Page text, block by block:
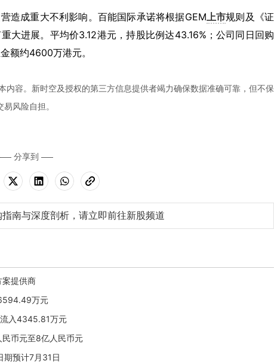
造成重大不利影响。百能国际承诺将根据GEM上市规则及《证
大进展。平均价3.12港元，持股比例达43.16%；公司同日回购
额约4600万港元。
内容。新时空及授权的第三方信息提供者竭力确保数据准确可靠，但不保
风险自担。
分享到
南与深度剖析，请立即前往新股频道
案提供商
万元
入4345.81万元
币元至8亿人民币元
预计7月31日